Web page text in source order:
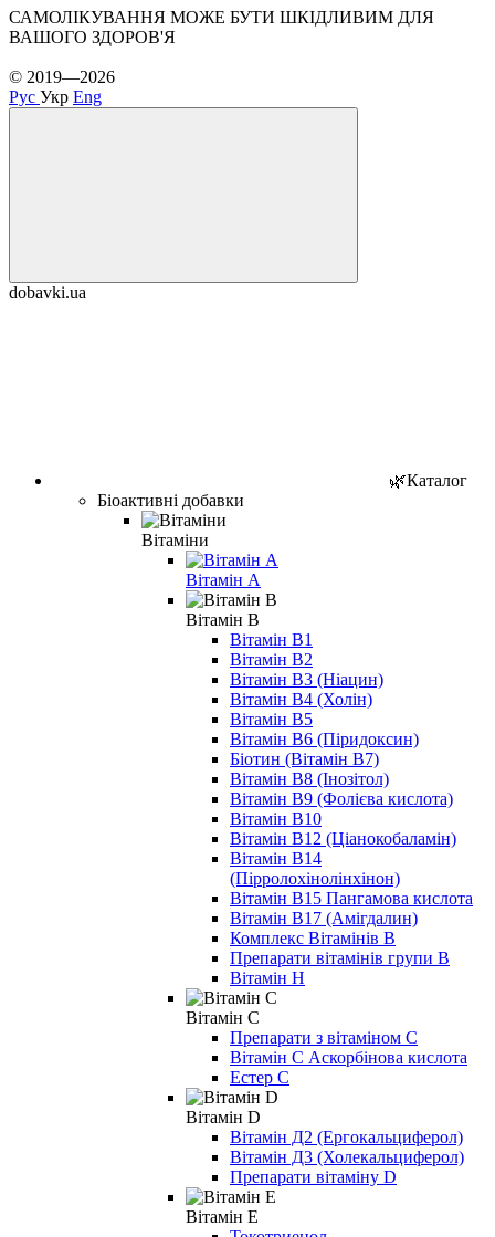
САМОЛІКУВАННЯ МОЖЕ БУТИ ШКІДЛИВИМ ДЛЯ
ВАШОГО ЗДОРОВ'Я
© 2019—2026
Рус Укр Eng
dobavki.ua
🌿Каталог
Біоактивні добавки
Вітаміни
Вітамін A
Вітамін B
Вітамін B1
Вітамін B2
Вітамін B3 (Ніацин)
Вітамін B4 (Холін)
Вітамін B5
Вітамін В6 (Піридоксин)
Біотин (Вітамін B7)
Вітамін B8 (Інозітол)
Вітамін B9 (Фолієва кислота)
Вітамін B10
Вітамін B12 (Ціанокобаламін)
Вітамін В14
(Пірролохінолінхінон)
Вітамін B15 Пангамова кислота
Вітамін B17 (Амігдалин)
Комплекс Вітамінів B
Препарати вітамінів групи В
Вітамін Н
Вітамін C
Препарати з вітаміном С
Вітамін С Аскорбінова кислота
Естер С
Вітамін D
Вітамін Д2 (Ергокальциферол)
Вітамін Д3 (Холекальциферол)
Препарати вітаміну D
Вітамін E